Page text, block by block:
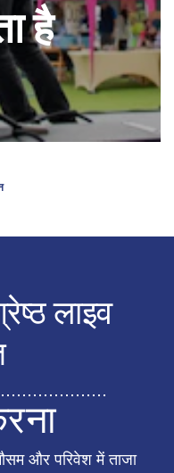
है
लाइव
और परिवेश में ताजा